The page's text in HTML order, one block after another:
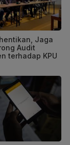
Jaga
Audit
terhadap KPU